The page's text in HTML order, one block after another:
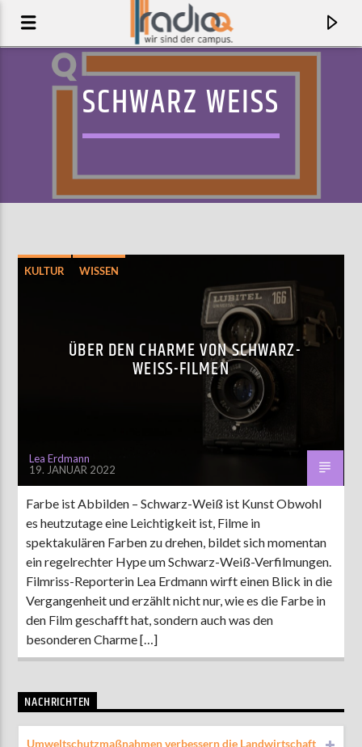
DJ SEINFELD
MOEBIUS
00:00
ZU HÖREN IN Münster 90,9 MHz Steinfurt103,9 MHz
SCHWARZ WEISS
KULTUR WISSEN
ÜBER DEN CHARME VON SCHWARZ-
WEISS-FILMEN
Lea Erdmann
19. JANUAR 2022
Farbe ist Abbilden – Schwarz-Weiß ist Kunst Obwohl
es heutzutage eine Leichtigkeit ist, Filme in
spektakulären Farben zu drehen, bildet sich momentan
ein regelrechter Hype um Schwarz-Weiß-Verfilmungen.
Filmriss-Reporterin Lea Erdmann wirft einen Blick in die
Vergangenheit und erzählt nicht nur, wie es die Farbe in
den Film geschafft hat, sondern auch was den
besonderen Charme […]
NACHRICHTEN
Umweltschutzmaßnahmen verbessern die Landwirtschaft